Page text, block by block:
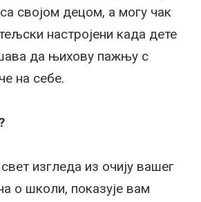
својом децом, а могу чак
настројени када дете
да њихову пажњу с
на себе.
изгледа из очију вашег
о школи, показује вам